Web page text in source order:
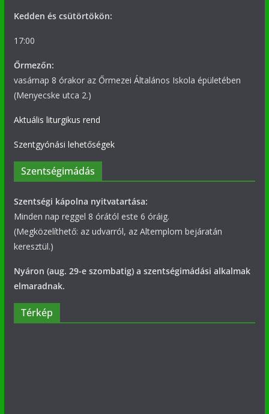
Kedden és csütörtökön:
17:00
Őrmezőn:
vasárnap 8 órakor az Őrmezei Általános Iskola épületében
(Menyecske utca 2.)
Aktuális liturgikus rend
Szentgyónási lehetőségek
Szentségimádás
Szentségi kápolna nyitvatartása:
Minden nap reggel 8 órától este 6 óráig.
(Megközelíthető: az udvarról, az Altemplom bejáratán
keresztül.)
Nyáron (aug. 29-e szombatig) a szentségimádási alkalmak
elmaradnak.
Térkép